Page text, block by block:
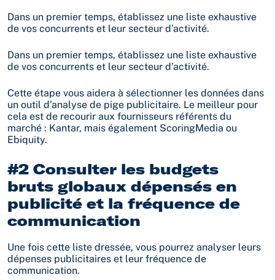
Dans un premier temps, établissez une liste exhaustive
de vos concurrents et leur secteur d’activité.
Dans un premier temps, établissez une liste exhaustive
de vos concurrents et leur secteur d’activité.
Cette étape vous aidera à sélectionner les données dans
un outil d’analyse de pige publicitaire. Le meilleur pour
cela est de recourir aux fournisseurs référents du
marché : Kantar, mais également ScoringMedia ou
Ebiquity.
#2 Consulter les budgets
bruts globaux dépensés en
publicité et la fréquence de
communication
Une fois cette liste dressée, vous pourrez analyser leurs
dépenses publicitaires et leur fréquence de
communication.